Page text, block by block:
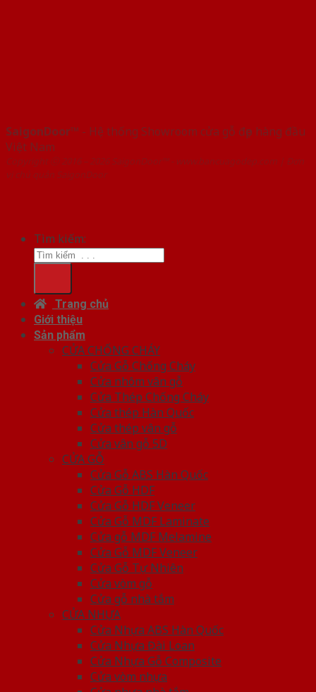
SaigonDoor™ - Hệ thống Showroom cửa gỗ đẹp hàng đầu
Việt Nam
Copyright ⓒ 2016 – 2026 SaigonDoor™ - www.bancuagodep.com | Đơn
vị chủ quản SaigonDoor
Tìm kiếm:
Trang chủ
Giới thiệu
Sản phẩm
CỬA CHỐNG CHÁY
Cửa Gỗ Chống Cháy
Cửa nhôm vân gỗ
Cửa Thép Chống Cháy
Cửa thép Hàn Quốc
Cửa thép vân gỗ
Cửa vân gỗ 5D
CỬA GỖ
Cửa Gỗ ABS Hàn Quốc
Cửa Gỗ HDF
Cửa Gỗ HDF Veneer
Cửa Gỗ MDF Laminate
Cửa gỗ MDF Melamine
Cửa Gỗ MDF Veneer
Cửa Gỗ Tự Nhiên
Cửa vòm gỗ
Cửa gỗ nhà tắm
CỬA NHỰA
Cửa Nhựa ABS Hàn Quốc
Cửa Nhựa Đài Loan
Cửa Nhựa Gỗ Composite
Cửa vòm nhựa